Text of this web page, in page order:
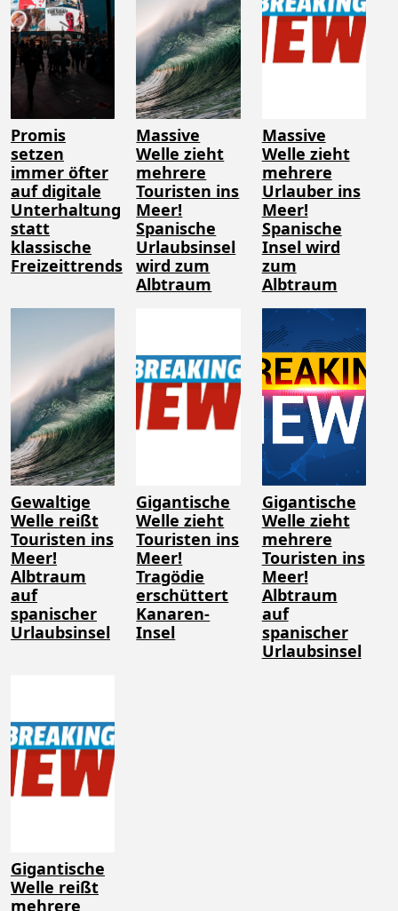
Promis
setzen
immer öfter
auf digitale
Unterhaltung
statt
klassische
Freizeittrends
Massive
Welle zieht
mehrere
Touristen ins
Meer!
Spanische
Urlaubsinsel
wird zum
Albtraum
Massive
Welle zieht
mehrere
Urlauber ins
Meer!
Spanische
Insel wird
zum
Albtraum
Gewaltige
Welle reißt
Touristen ins
Meer!
Albtraum
auf
spanischer
Urlaubsinsel
Gigantische
Welle zieht
Touristen ins
Meer!
Tragödie
erschüttert
Kanaren-
Insel
Gigantische
Welle zieht
mehrere
Touristen ins
Meer!
Albtraum
auf
spanischer
Urlaubsinsel
Gigantische
Welle reißt
mehrere